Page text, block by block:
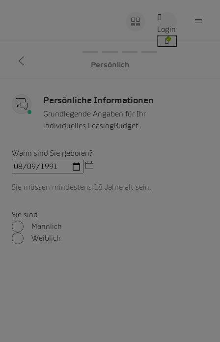
Login
Persönlich
Persönliche Informationen
Grundlegende Angaben für Ihr
individuelles LeasingBudget.
Wann sind Sie geboren?
Sie müssen mindestens 18 Jahre alt sein.
Sie sind
Männlich
Weiblich